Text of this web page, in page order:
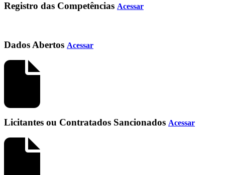
Registro das Competências Acessar
Dados Abertos Acessar
Licitantes ou Contratados Sancionados Acessar